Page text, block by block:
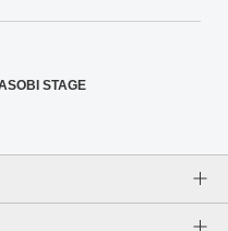
STAGE